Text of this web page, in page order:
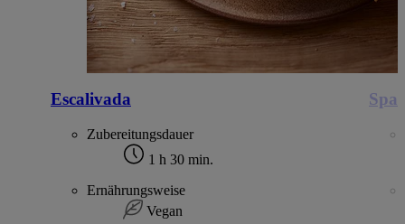
Escalivada
Zubereitungsdauer
1 h 30 min.
Ernährungsweise
Vegan